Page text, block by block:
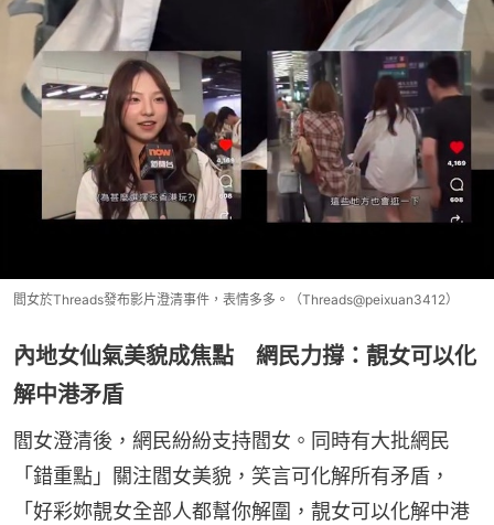
閻女於Threads發布影片澄清事件，表情多多。（Threads@peixuan3412）
內地女仙氣美貌成焦點 網民力撐：靚女可以化
解中港矛盾
閻女澄清後，網民紛紛支持閻女。同時有大批網民
「錯重點」關注閻女美貌，笑言可化解所有矛盾，
「好彩妳靚女全部人都幫你解圍，靚女可以化解中港